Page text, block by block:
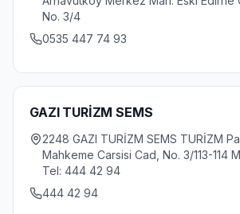
No. 3/4
0535 447 74 93
GAZI TURİZM SEMS
2248 GAZI TURİZM SEMS TURİZM
Mahkeme Carsisi Cad, No. 3/113-114
Tel: 444 42 94
444 42 94